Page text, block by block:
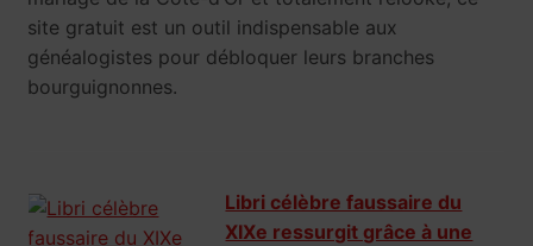
site gratuit est un outil indispensable aux
généalogistes pour débloquer leurs branches
bourguignonnes.
Libri célèbre faussaire du
XIXe ressurgit grâce à une